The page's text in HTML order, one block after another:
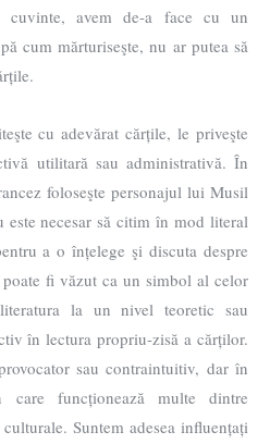
avem de-a face cu un
cum mărturiseşte, nu ar putea să
cu adevărat cărțile, le priveşte
utilitară sau administrativă. În
foloseşte personajul lui Musil
necesar să citim în mod literal
a o înțelege şi discuta despre
fi văzut ca un simbol al celor
la un nivel teoretic sau
în lectura propriu-zisă a cărților.
sau contraintuitiv, dar în
funcționează multe dintre
Suntem adesea influențați